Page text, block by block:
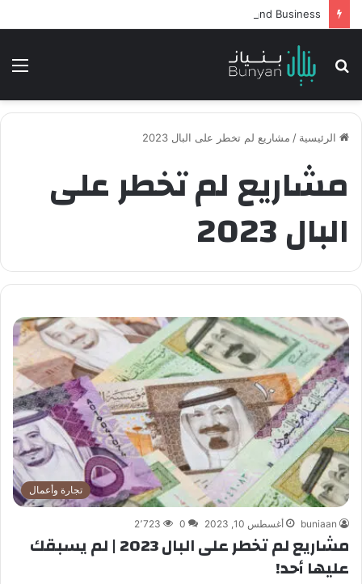
بحث
الرئيسية / مشاريع لم تخطر على البال 2023
مشاريع لم تخطر على
البال 2023
تجارة وأعمال
buniaan أغسطس 10, 2023 0 2٬723
مشاريع لم تخطر على البال 2023 | لم يسبقك
عليها أحد!